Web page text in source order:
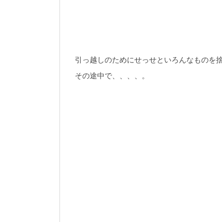
引っ越しのためにせっせといろんなものを
その途中で、、、、。